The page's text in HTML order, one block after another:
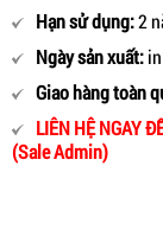
Hạn sử dụng:2
Ngày sản xuất:
Giao hàng toàn
LIÊN HỆ NGAY
(Sale Admin)